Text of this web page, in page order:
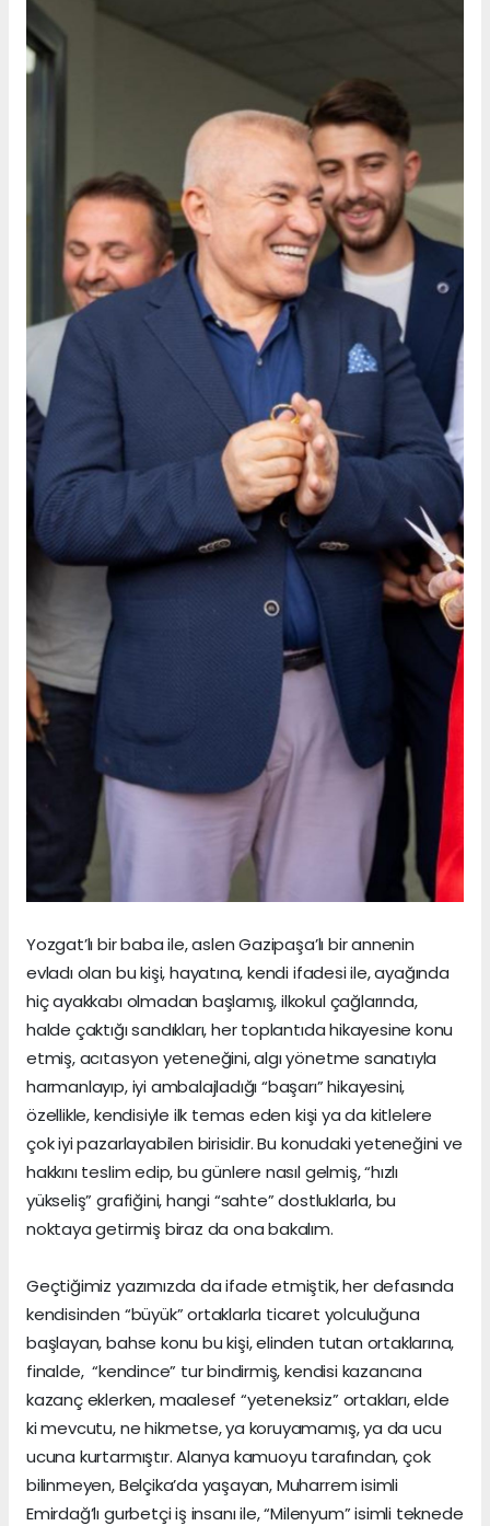
Yozgat’lı bir baba ile, aslen Gazipaşa’lı bir annenin
evladı olan bu kişi, hayatına, kendi ifadesi ile, ayağında
hiç ayakkabı olmadan başlamış, ilkokul çağlarında,
halde çaktığı sandıkları, her toplantıda hikayesine konu
etmiş, acıtasyon yeteneğini, algı yönetme sanatıyla
harmanlayıp, iyi ambalajladığı “başarı” hikayesini,
özellikle, kendisiyle ilk temas eden kişi ya da kitlelere
çok iyi pazarlayabilen birisidir. Bu konudaki yeteneğini ve
hakkını teslim edip, bu günlere nasıl gelmiş, “hızlı
yükseliş” grafiğini, hangi “sahte” dostluklarla, bu
noktaya getirmiş biraz da ona bakalım.
Geçtiğimiz yazımızda da ifade etmiştik, her defasında
kendisinden “büyük” ortaklarla ticaret yolculuğuna
başlayan, bahse konu bu kişi, elinden tutan ortaklarına,
finalde, “kendince” tur bindirmiş, kendisi kazancına
kazanç eklerken, maalesef “yeteneksiz” ortakları, elde
ki mevcutu, ne hikmetse, ya koruyamamış, ya da ucu
ucuna kurtarmıştır. Alanya kamuoyu tarafından, çok
bilinmeyen, Belçika’da yaşayan, Muharrem isimli
Emirdağ’lı gurbetçi iş insanı ile, “Milenyum” isimli teknede